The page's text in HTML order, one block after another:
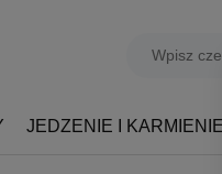
JEDZENIE I KARMIENIE